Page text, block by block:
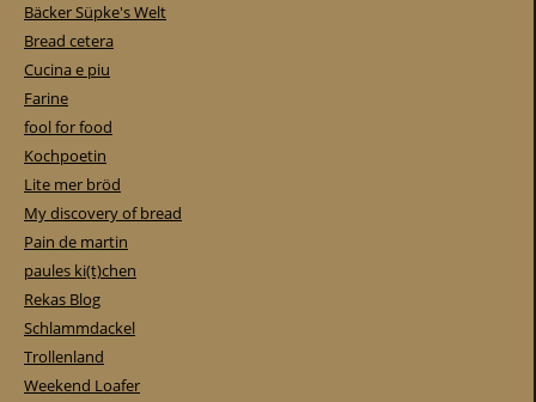
Bäcker Süpke's Welt
Bread cetera
Cucina e piu
Farine
fool for food
Kochpoetin
Lite mer bröd
My discovery of bread
Pain de martin
paules ki(t)chen
Rekas Blog
Schlammdackel
Trollenland
Weekend Loafer